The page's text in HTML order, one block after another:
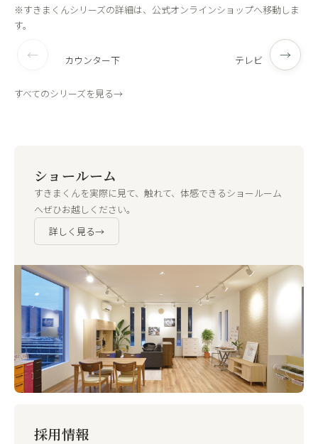
すべてのシリーズを見る→
※すきまくんシリーズの詳細は、公式オンラインショップへ移動しま
す。
← カウンター下 テレビ →
ショールーム
すきまくんを実際に見て、触れて、体感できるショールーム
へぜひお越しください。
詳しく見る→
採用情報